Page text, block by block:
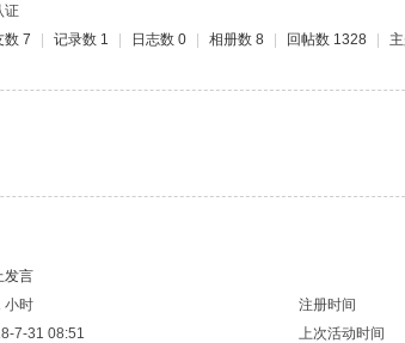
证
数 7 记录数 1 日志数 0 相册数 8 回帖数 1328
发言
小时 注册时间
7-31 08:51 上次活动时间